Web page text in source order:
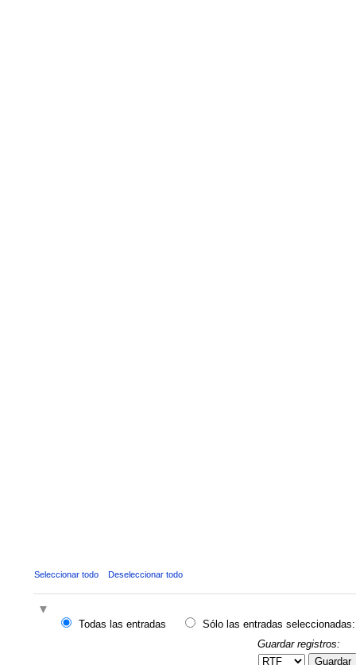
Seleccionar todo Deseleccionar todo
Todas las entradas
Sólo las entradas seleccionadas:
Guardar registros:
Guardar